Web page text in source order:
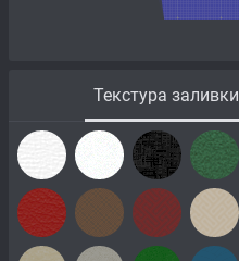
Текстура заливки